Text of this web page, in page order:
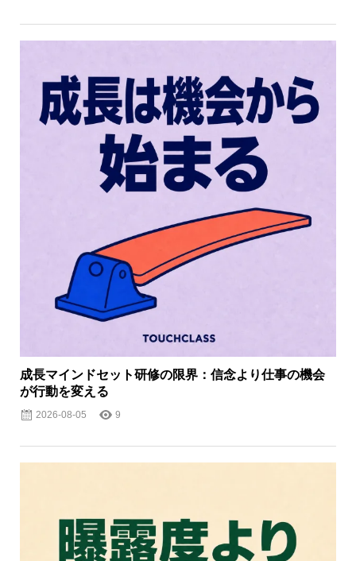
成長マインドセット研修の限界：信念より仕事の機会
が行動を変える
2026-08-05 9